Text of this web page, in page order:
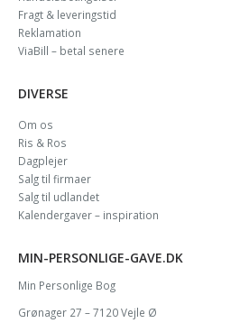
Fragt & leveringstid
Reklamation
ViaBill – betal senere
DIVERSE
Om os
Ris & Ros
Dagplejer
Salg til firmaer
Salg til udlandet
Kalendergaver – inspiration
MIN-PERSONLIGE-GAVE.DK
Min Personlige Bog
Grønager 27 – 7120 Vejle Ø